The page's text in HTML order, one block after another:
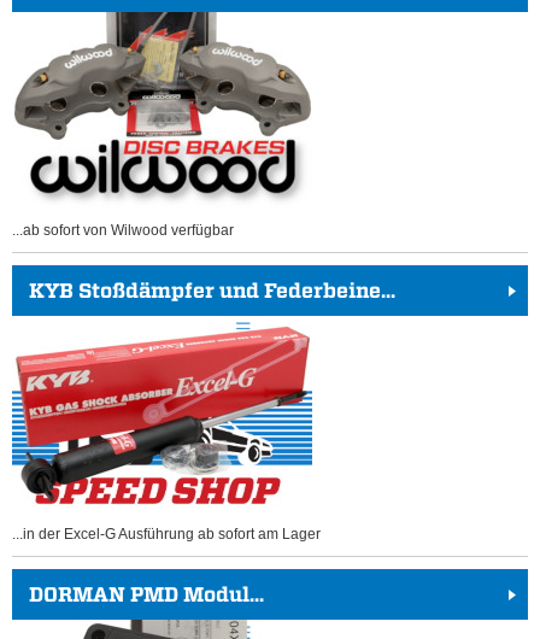
...ab sofort von Wilwood verfügbar
KYB Stoßdämpfer und Federbeine...
...in der Excel-G Ausführung ab sofort am Lager
DORMAN PMD Modul...